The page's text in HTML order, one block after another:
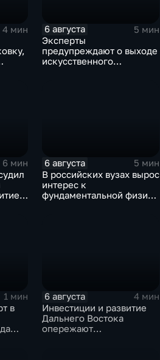
4 мин
6 августа
5 мин
Эксперты
предупреждают о выходе
искусственного
6 мин
6 августа
5 мин
В российских вузах вырос
интерес к
фундаментальной физике
1 мин
в
6 августа
4 мин
Инвестиции и развитие
Дальнего Востока
опережают